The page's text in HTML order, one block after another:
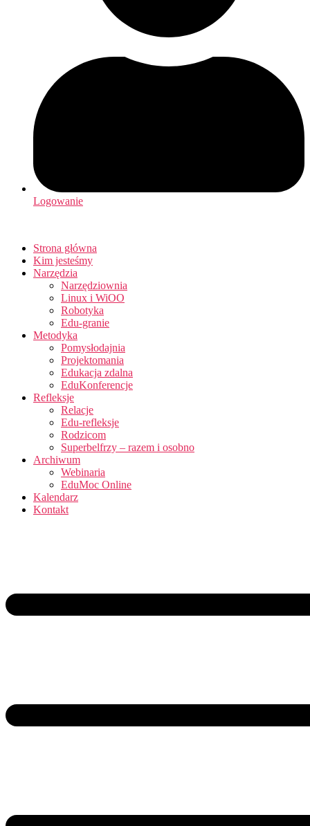
Logowanie
Strona główna
Kim jesteśmy
Narzędzia
Narzędziownia
Linux i WiOO
Robotyka
Edu-granie
Metodyka
Pomysłodajnia
Projektomania
Edukacja zdalna
EduKonferencje
Refleksje
Relacje
Edu-refleksje
Rodzicom
Superbelfrzy – razem i osobno
Archiwum
Webinaria
EduMoc Online
Kalendarz
Kontakt